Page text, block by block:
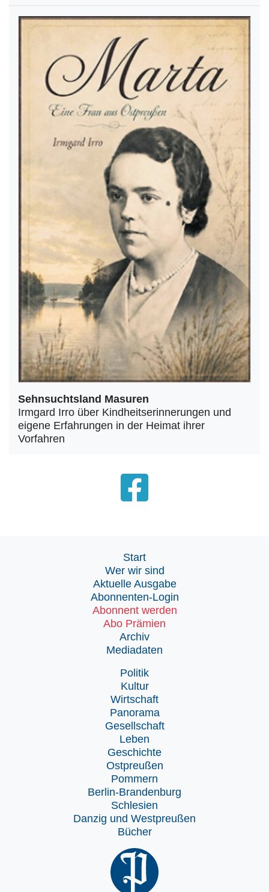
Sehnsuchtsland Masuren
Irmgard Irro über Kindheitserinnerungen und
eigene Erfahrungen in der Heimat ihrer
Vorfahren
Start
Wer wir sind
Aktuelle Ausgabe
Abonnenten-Login
Abonnent werden
Abo Prämien
Archiv
Mediadaten
Politik
Kultur
Wirtschaft
Panorama
Gesellschaft
Leben
Geschichte
Ostpreußen
Pommern
Berlin-Brandenburg
Schlesien
Danzig und Westpreußen
Bücher